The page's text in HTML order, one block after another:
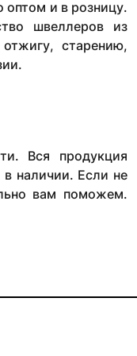
оптом и в розницу.
швеллеров из
старению,
Вся продукция
в наличии. Если не
вам поможем.